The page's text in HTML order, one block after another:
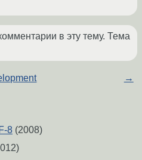
в эту тему. Тема
→
8 (2008)